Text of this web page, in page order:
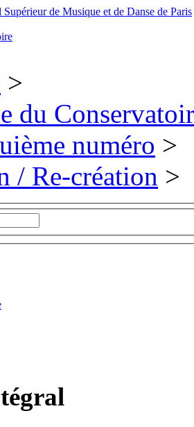
>
du
numéro >
/ Re-création >